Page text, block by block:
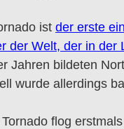
ist der erste
der Welt, der in
Jahren bildeten
wurde allerdings
flog